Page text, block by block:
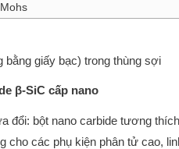
bằng giấy bạc) trong thùng sợi
β-SiC cấp nano
đổi: bột nano carbide tương
các phụ kiện phân tử cao,